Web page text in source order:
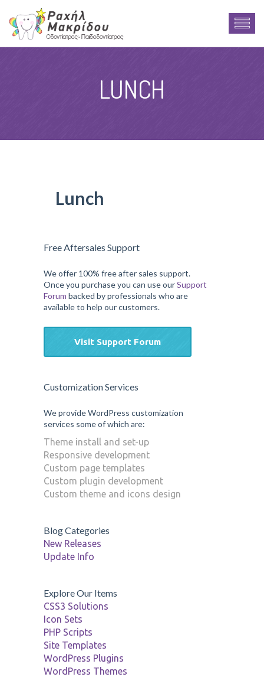
LUNCH
Lunch
Free Aftersales Support
We offer 100% free after sales support.
Once you purchase you can use ourSupport
Forum backed by professionals who are
available to help our customers.
Visit Support Forum
Customization Services
We provide WordPress customization
services some of which are:
Theme install and set-up
Responsive development
Custom page templates
Custom plugin development
Custom theme and icons design
Blog Categories
New Releases
Update Info
Explore Our Items
CSS3 Solutions
Icon Sets
PHP Scripts
Site Templates
WordPress Plugins
WordPress Themes